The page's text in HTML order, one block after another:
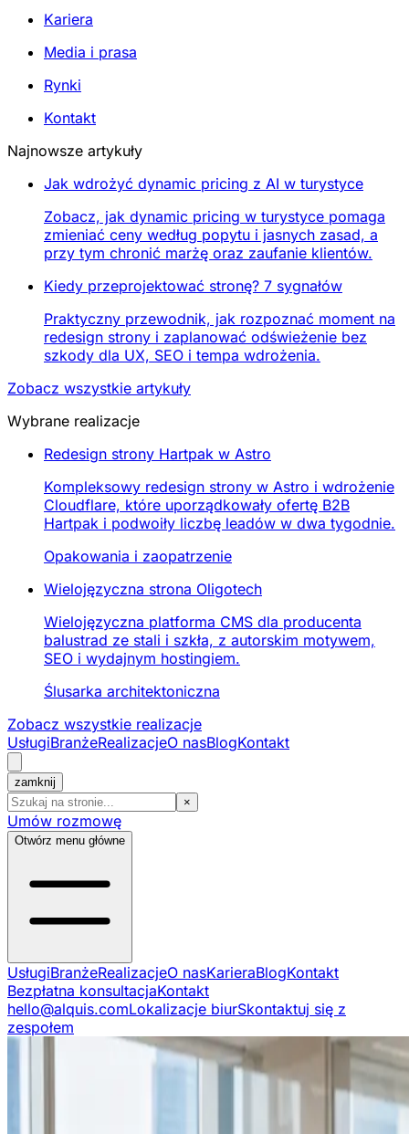
Kariera
Media i prasa
Rynki
Kontakt
Najnowsze artykuły
Jak wdrożyć dynamic pricing z AI w turystyce
Zobacz, jak dynamic pricing w turystyce pomaga
zmieniać ceny według popytu i jasnych zasad, a
przy tym chronić marżę oraz zaufanie klientów.
Kiedy przeprojektować stronę? 7 sygnałów
Praktyczny przewodnik, jak rozpoznać moment na
redesign strony i zaplanować odświeżenie bez
szkody dla UX, SEO i tempa wdrożenia.
Zobacz wszystkie artykuły
Wybrane realizacje
Redesign strony Hartpak w Astro
Kompleksowy redesign strony w Astro i wdrożenie
Cloudflare, które uporządkowały ofertę B2B
Hartpak i podwoiły liczbę leadów w dwa tygodnie.
Opakowania i zaopatrzenie
Wielojęzyczna strona Oligotech
Wielojęzyczna platforma CMS dla producenta
balustrad ze stali i szkła, z autorskim motywem,
SEO i wydajnym hostingiem.
Ślusarka architektoniczna
Zobacz wszystkie realizacje
UsługiBranżeRealizacjeO nasBlogKontakt
zamknij
×
Umów rozmowę
Otwórz menu główne
UsługiBranżeRealizacjeO nasKarieraBlogKontakt
Bezpłatna konsultacjaKontakt
hello@alquis.comLokalizacje biurSkontaktuj się z
zespołem